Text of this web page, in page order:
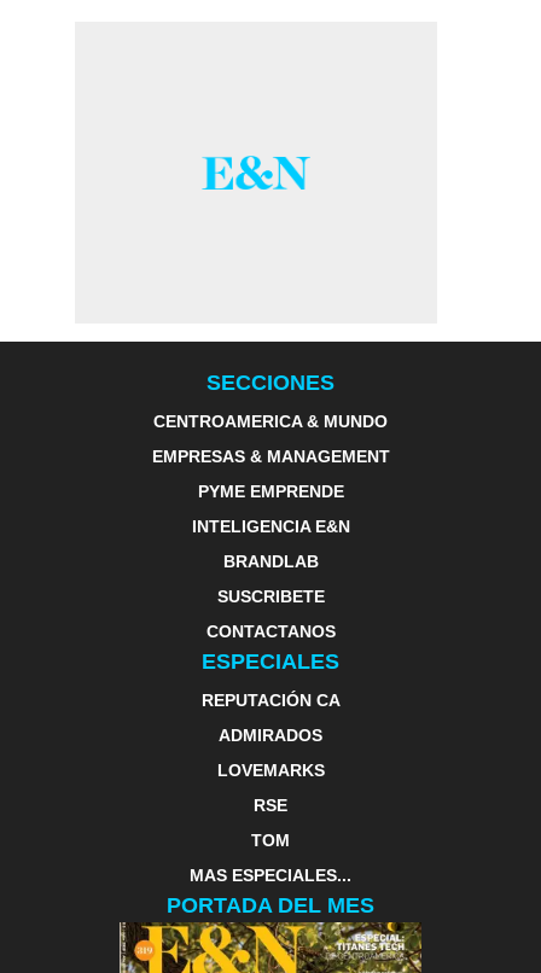
SECCIONES
CENTROAMERICA & MUNDO
EMPRESAS & MANAGEMENT
PYME EMPRENDE
INTELIGENCIA E&N
BRANDLAB
SUSCRIBETE
CONTACTANOS
ESPECIALES
REPUTACIÓN CA
ADMIRADOS
LOVEMARKS
RSE
TOM
MAS ESPECIALES...
PORTADA DEL MES